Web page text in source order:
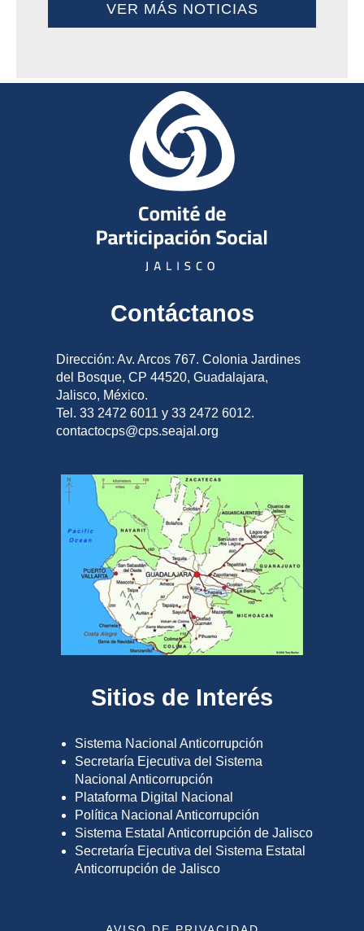
VER MÁS NOTICIAS
Contáctanos
Dirección: Av. Arcos 767. Colonia Jardines
del Bosque, CP 44520, Guadalajara,
Jalisco, México.
Tel. 33 2472 6011 y 33 2472 6012.
contactocps@cps.seajal.org
Sitios de Interés
Sistema Nacional Anticorrupción
Secretaría Ejecutiva del Sistema
Nacional Anticorrupción
Plataforma Digital Nacional
Política Nacional Anticorrupción
Sistema Estatal Anticorrupción de Jalisco
Secretaría Ejecutiva del Sistema Estatal
Anticorrupción de Jalisco